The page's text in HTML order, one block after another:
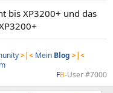
bis XP3200+ und das
>|< Mein Blog >|<
FB-User #7000​